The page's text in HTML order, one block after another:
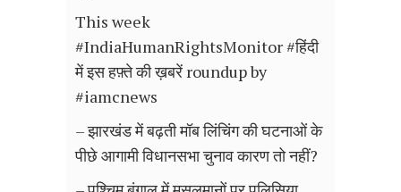
This week
#IndiaHumanRightsMonitor #हिंदी
में इस हफ़्ते की ख़बरें roundup by
#iamcnews
– झारखंड में बढ़ती मॉब लिंचिंग की घटनाओं के
पीछे आगामी विधानसभा चुनाव कारण तो नहीं?